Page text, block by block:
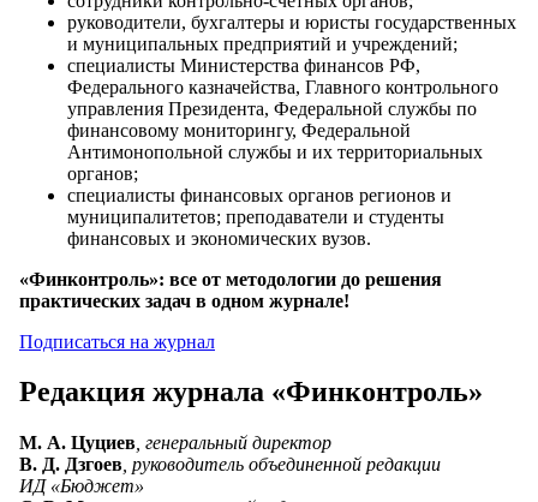
руководители, бухгалтеры и юристы государственных
и муниципальных предприятий и учреждений;
специалисты Министерства финансов РФ,
Федерального казначейства, Главного контрольного
управления Президента, Федеральной службы по
финансовому мониторингу, Федеральной
Антимонопольной службы и их территориальных
органов;
специалисты финансовых органов регионов и
муниципалитетов; преподаватели и студенты
финансовых и экономических вузов.
«Финконтроль»: все от методологии до решения
практических задач в одном журнале!
Подписаться на журнал
Редакция журнала «Финконтроль»
М. А. Цуциев , генеральный директор
В. Д. Дзгоев , руководитель объединенной редакции
ИД «Бюджет»